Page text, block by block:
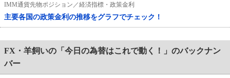
IMM通貨先物ポジション／経済指標・政策金利
主要各国の政策金利の推移をグラフでチェック！
FX・羊飼いの「今日の為替はこれで動く！」のバックナン
バー